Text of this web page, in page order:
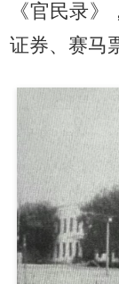
《官民录
证券、赛马